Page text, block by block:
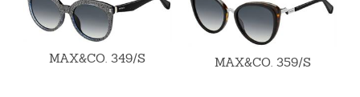
MAX&CO. 349/S MAX&CO. 359/S